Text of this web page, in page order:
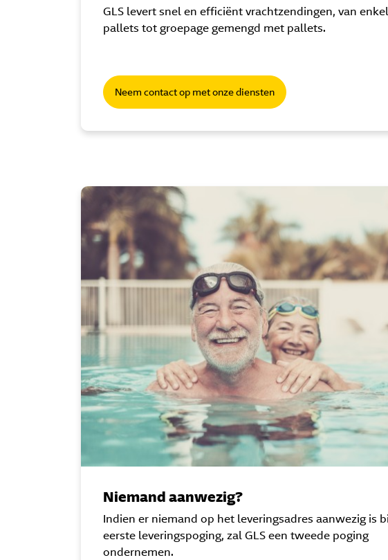
GLS levert snel en efficiënt vrachtzendingen, van
pallets tot groepage gemengd met pallets.
Neem contact op met onze diensten
Niemand aanwezig?
Indien er niemand op het leveringsadres aanwezig is
eerste leveringspoging, zal GLS een tweede poging
ondernemen.